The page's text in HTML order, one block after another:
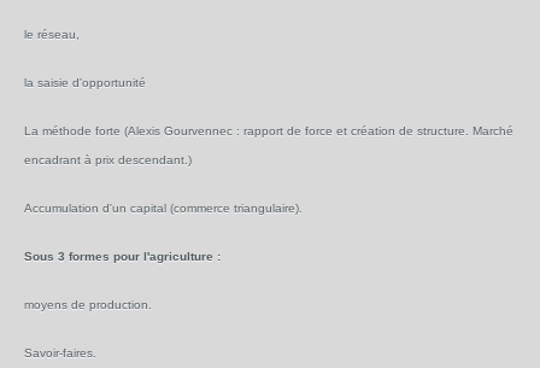
le réseau,
la saisie d'opportunité
La méthode forte (Alexis Gourvennec : rapport de force et création de structure. Marché
encadrant à prix descendant.)
Accumulation d'un capital (commerce triangulaire).
Sous 3 formes pour l'agriculture :
moyens de production.
Savoir-faires.